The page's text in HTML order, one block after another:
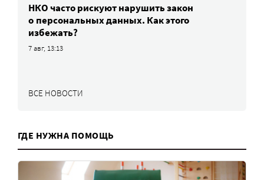
НКО часто рискуют нарушить закон
о персональных данных. Как этого
избежать?
7 авг, 13:13
ВСЕ НОВОСТИ
ГДЕ НУЖНА ПОМОЩЬ